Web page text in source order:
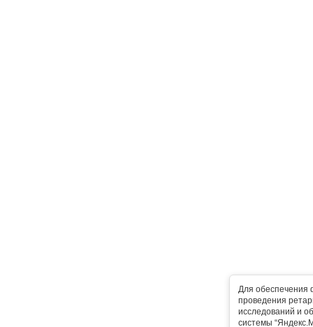
Для обеспечения
проведения
исследований и
системы